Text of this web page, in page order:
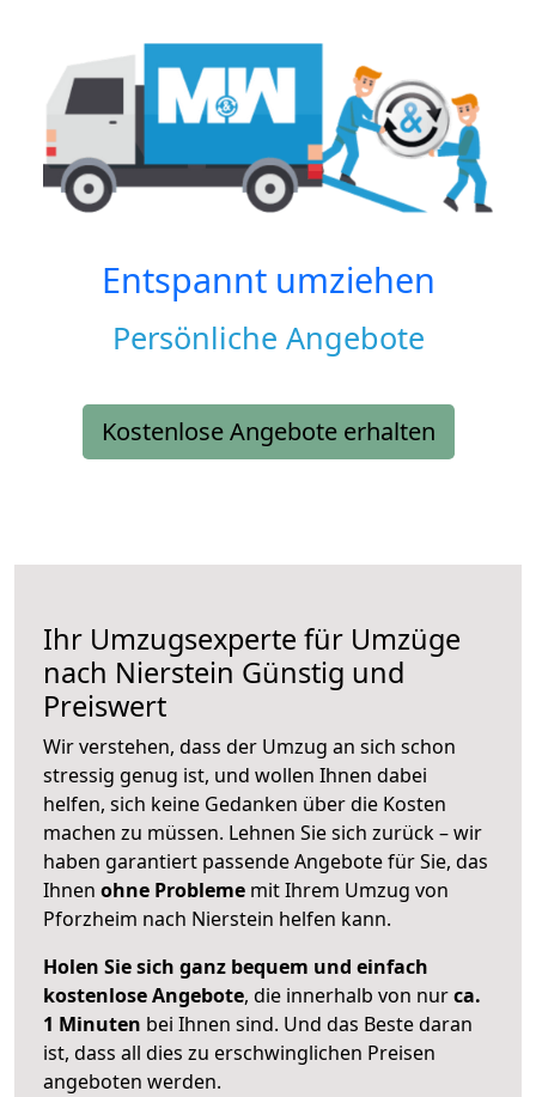
Entspannt umziehen
Persönliche Angebote
Kostenlose Angebote erhalten
Ihr Umzugsexperte für Umzüge
nach Nierstein Günstig und
Preiswert
Wir verstehen, dass der Umzug an sich schon
stressig genug ist, und wollen Ihnen dabei
helfen, sich keine Gedanken über die Kosten
machen zu müssen. Lehnen Sie sich zurück – wir
haben garantiert passende Angebote für Sie, das
Ihnen ohne Probleme mit Ihrem Umzug von
Pforzheim nach Nierstein helfen kann.
Holen Sie sich ganz bequem und einfach
kostenlose Angebote, die innerhalb von nurca.
1 Minuten bei Ihnen sind. Und das Beste daran
ist, dass all dies zu erschwinglichen Preisen
angeboten werden.